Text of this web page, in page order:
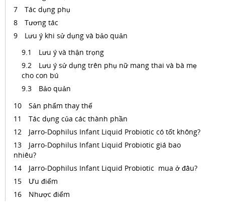
Tác dụng phụ
Tương tác
Lưu ý khi sử dụng và bảo quản
Lưu ý và thận trọng
Lưu ý sử dụng trên phụ nữ mang thai và bà mẹ
cho con bú
Bảo quản
Sản phẩm thay thế
Tác dụng của các thành phần
Jarro-Dophilus Infant Liquid Probiotic có tốt không?
Jarro-Dophilus Infant Liquid Probiotic giá bao
nhiêu?
Jarro-Dophilus Infant Liquid Probiotic mua ở đâu?
Ưu điểm
Nhược điểm